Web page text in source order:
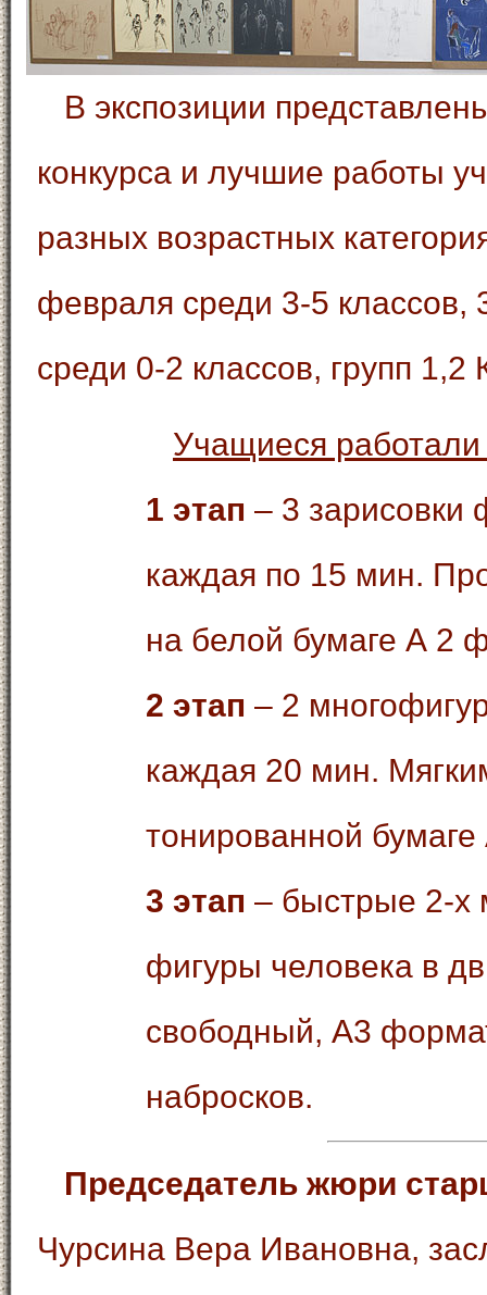
В экспозиции
конкурса и лучшие работы
разных возрастных
февраля среди 3-5
среди 0-2 классов, групп 1,2
Учащиеся работали
1 этап – 3 зарисовки
каждая по 15 мин.
на белой бумаге А 2
2 этап – 2
каждая 20 мин.
тонированной
3 этап – быстрые 2-х
фигуры человека в
свободный, А3
набросков.
Председатель жюри
Чурсина Вера Ивановна,